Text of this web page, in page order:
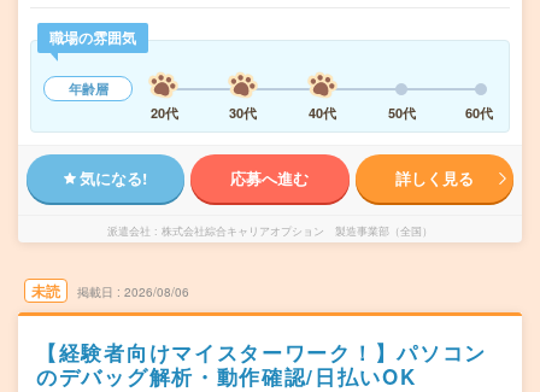
職場の雰囲気
年齢層
20代
30代 40代 50代 60代
気になる! 応募へ進む 詳しく見る
派遣会社 株式会社綜合キャリアオプション 製造事業部（全国）
未読 掲載日 2026/08/06
【経験者向けマイスターワーク！】パソコン
のデバッグ解析・動作確認/日払いOK